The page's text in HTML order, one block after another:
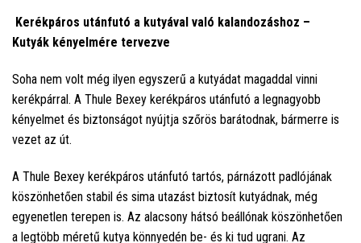
Kerékpáros utánfutó a kutyával való kalandozáshoz –
Kutyák kényelmére tervezve
Soha nem volt még ilyen egyszerű a kutyádat magaddal vinni
kerékpárral. A Thule Bexey kerékpáros utánfutó a legnagyobb
kényelmet és biztonságot nyújtja szőrös barátodnak, bármerre is
vezet az út.
A Thule Bexey kerékpáros utánfutó tartós, párnázott padlójának
köszönhetően stabil és sima utazást biztosít kutyádnak, még
egyenetlen terepen is. Az alacsony hátsó beállónak köszönhetően
a legtöbb méretű kutya könnyedén be- és ki tud ugrani. Az